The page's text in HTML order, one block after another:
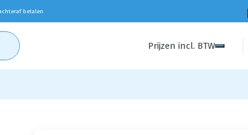
betalen
Prijzen incl. BTW